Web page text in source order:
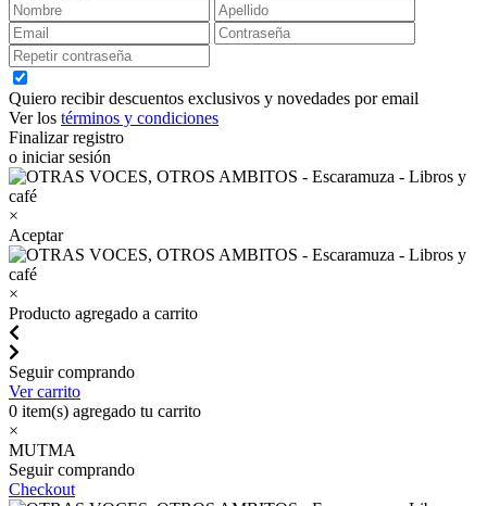
Quiero recibir descuentos exclusivos y novedades por email
Ver los términos y condiciones
Finalizar registro
o iniciar sesión
×
Aceptar
×
Producto agregado a carrito
Seguir comprando
Ver carrito
0 item(s) agregado tu carrito
×
MUTMA
Seguir comprando
Checkout